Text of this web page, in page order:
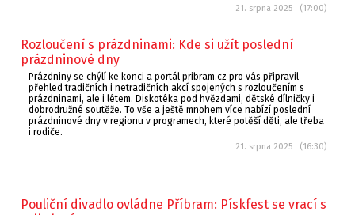
21. srpna 2025 (17:00)
Rozloučení s prázdninami: Kde si užít poslední
prázdninové dny
Prázdniny se chýlí ke konci a portál pribram.cz pro vás připravil
přehled tradičních i netradičních akcí spojených s rozloučením s
prázdninami, ale i létem. Diskotéka pod hvězdami, dětské dílničky i
dobrodružné soutěže. To vše a ještě mnohem více nabízí poslední
prázdninové dny v regionu v programech, které potěší děti, ale třeba
i rodiče.
21. srpna 2025 (16:30)
Pouliční divadlo ovládne Příbram: Pískfest se vrací s